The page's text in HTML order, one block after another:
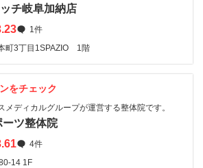
チ岐阜加納店
1件
町3丁目1SPAZIO 1階
をチェック
メディカルグループが運営する整体院です。
ーツ整体院
4件
14 1F